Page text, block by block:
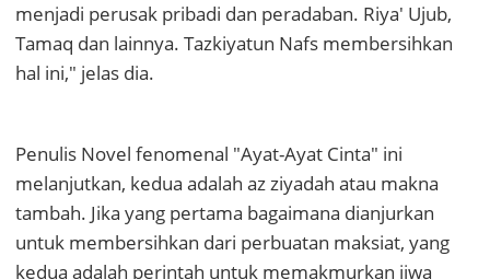
menjadi perusak pribadi dan peradaban. Riya' Ujub,
Tamaq dan lainnya. Tazkiyatun Nafs membersihkan
hal ini," jelas dia.
Penulis Novel fenomenal "Ayat-Ayat Cinta" ini
melanjutkan, kedua adalah az ziyadah atau makna
tambah. Jika yang pertama bagaimana dianjurkan
untuk membersihkan dari perbuatan maksiat, yang
kedua adalah perintah untuk memakmurkan jiwa